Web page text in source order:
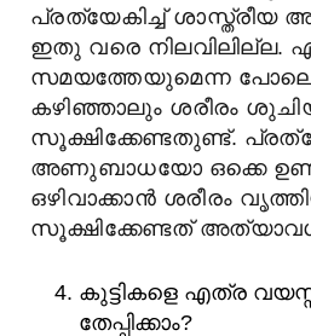
പ്രത്യേകിച്ച് ശാസ്ത്രീയ
ഇതു വരെ
സമയത്തേയുമെന്ന
കഴിഞ്ഞാലും ശരീരം
സൂക്ഷിക്കേണ്ടതുണ്ട്.
അണുബാധയോ ഒക്കെ
ഒഴിവാക്കാന് ശരീരം
സൂക്ഷിക്കേണ്ടത്
കുട്ടികളെ എത്ര
തേപ്പിക്കാം?